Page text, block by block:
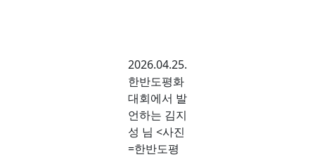
2026.04.25.
한반도평화
대회에서 발
언하는 김지
성 님 <사진
=한반도평